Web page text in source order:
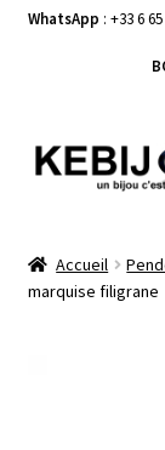
WhatsApp : +33 6
Aller
à
Aller
au
Boucles d’Oreilles
Accueil
marquise filigrane